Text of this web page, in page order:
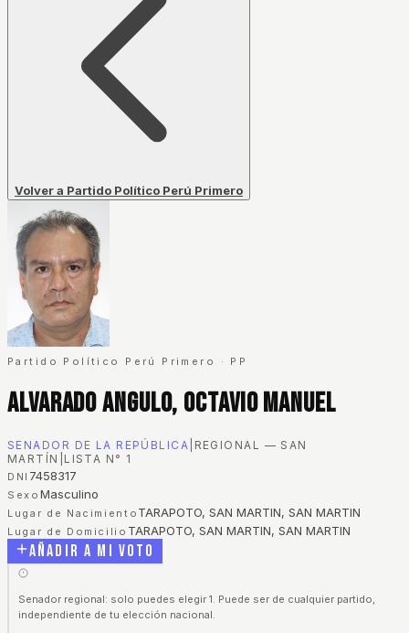
Volver a Partido Político Perú Primero
Partido Político Perú Primero · PP
Alvarado Angulo, Octavio Manuel
SENADOR DE LA REPÚBLICA REGIONAL — SAN
MARTÍN LISTA N° 1
DNI 7458317
Sexo Masculino
Lugar de Nacimiento TARAPOTO, SAN MARTIN, SAN MARTIN
Lugar de Domicilio TARAPOTO, SAN MARTIN, SAN MARTIN
Añadir a mi voto
Senador regional: solo puedes elegir 1. Puede ser de cualquier partido,
independiente de tu elección nacional.